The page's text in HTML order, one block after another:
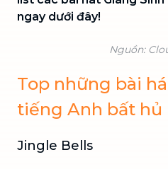
ngay dưới đây!
Nguồn:
Top những bài
tiếng Anh bất hủ
Jingle Bells